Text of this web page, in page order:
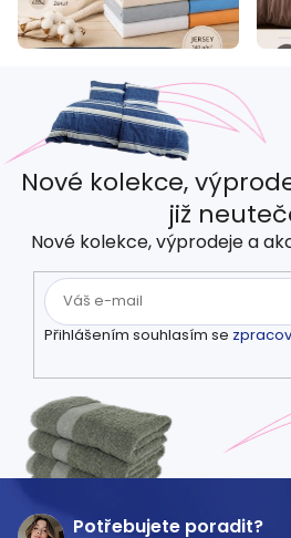
Nové kolekce,
již
Nové kolekce, výprodeje a
Přihlášením souhlasím se
Potřebujete poradit?